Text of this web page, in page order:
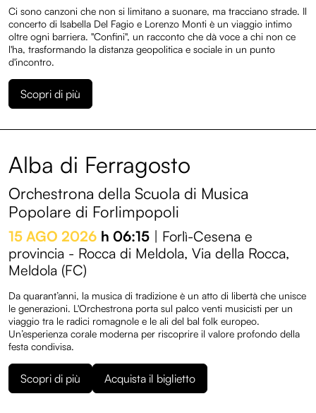
Entroterre Festival 2024
Entroterre Festival 2023
Entroterre Festival 2022
Archivio eventi
Ci sono canzoni che non si limitano a suonare, ma tracciano strade. Il
concerto di Isabella Del Fagio e Lorenzo Monti è un viaggio intimo
oltre ogni barriera. "Confini", un racconto che dà voce a chi non ce
l'ha, trasformando la distanza geopolitica e sociale in un punto
d'incontro.
Scopri di più
Alba di Ferragosto
Orchestrona della Scuola di Musica
Popolare di Forlimpopoli
15 AGO 2026 h 06:15 | Forlì-Cesena e
provincia - Rocca di Meldola, Via della Rocca,
Meldola (FC)
Da quarant’anni, la musica di tradizione è un atto di libertà che unisce
le generazioni. L'Orchestrona porta sul palco venti musicisti per un
viaggio tra le radici romagnole e le ali del bal folk europeo.
Un’esperienza corale moderna per riscoprire il valore profondo della
festa condivisa.
Scopri di più Acquista il biglietto